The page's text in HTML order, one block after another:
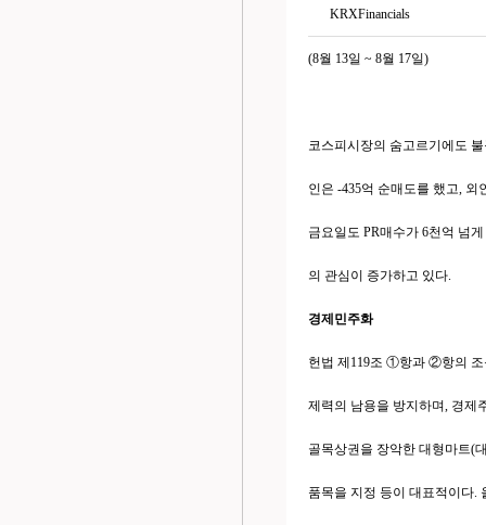
KRXFinancials
(8월 13일 ~ 8월 17일)
코스피시장의 숨고르기에도
인은 -435억 순매도를 했고, 외
금요일도 PR매수가 6천억 넘
의 관심이 증가하고 있다.
경제민주화
헌법 제119조 ①항과 ②항의 조
제력의 남용을 방지하며, 경제
골목상권을 장악한 대형마트(
품목을 지정 등이 대표적이다.